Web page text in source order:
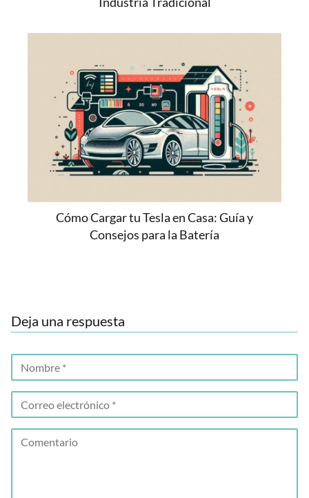
Cómo Cargar tu Tesla en Casa: Guía y
Consejos para la Batería
Deja una respuesta